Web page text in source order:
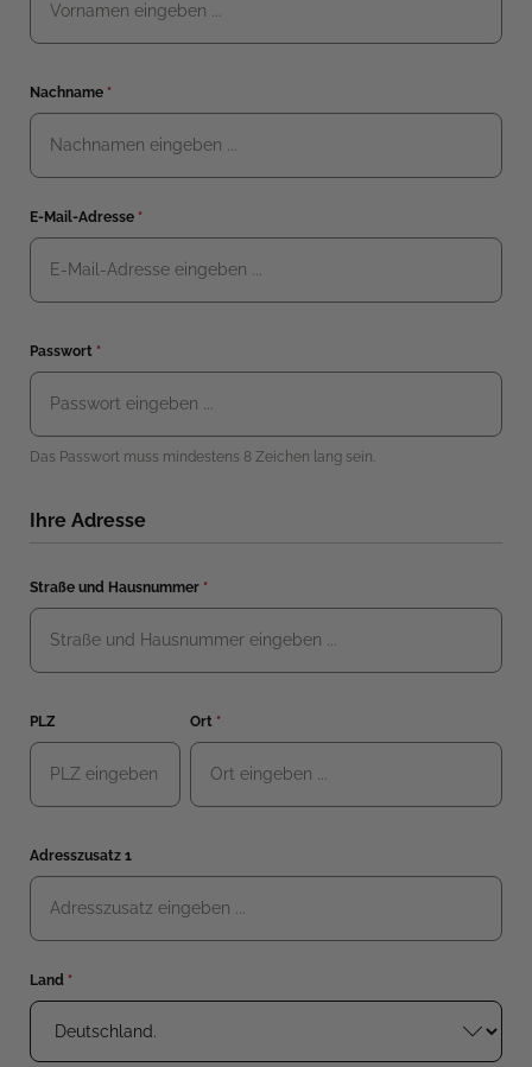
Nachname *
E-Mail-Adresse *
Passwort *
Das Passwort muss mindestens 8 Zeichen lang sein.
Ihre Adresse
Straße und Hausnummer *
PLZ Ort *
Adresszusatz 1
Land *